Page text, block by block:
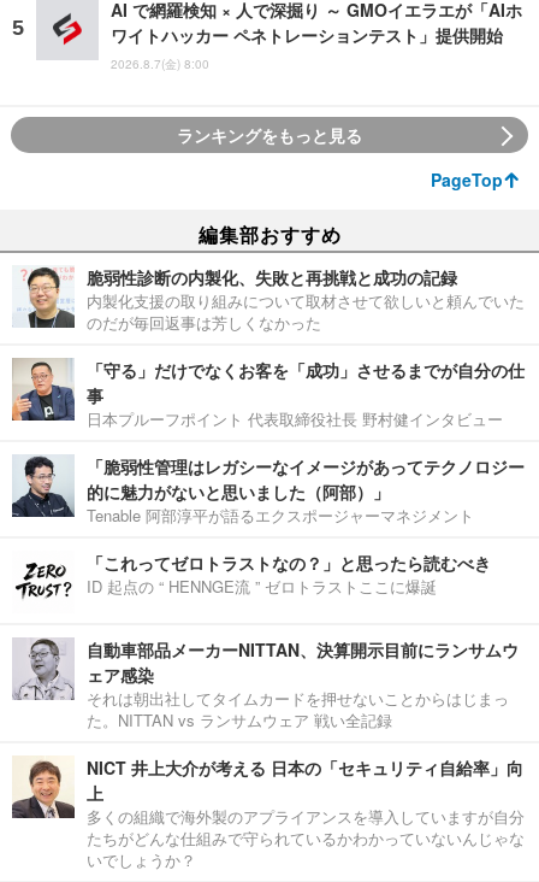
AI で網羅検知 × 人で深掘り ～ GMOイエラエが「AIホ
ワイトハッカー ペネトレーションテスト」提供開始
2026.8.7(金) 8:00
ランキングをもっと見る
PageTop
編集部おすすめ
脆弱性診断の内製化、失敗と再挑戦と成功の記録
内製化支援の取り組みについて取材させて欲しいと頼んでいた
のだが毎回返事は芳しくなかった
「守る」だけでなくお客を「成功」させるまでが自分の仕
事
日本プルーフポイント 代表取締役社長 野村健インタビュー
「脆弱性管理はレガシーなイメージがあってテクノロジー
的に魅力がないと思いました（阿部）」
Tenable 阿部淳平が語るエクスポージャーマネジメント
「これってゼロトラストなの？」と思ったら読むべき
ID 起点の “ HENNGE流 ” ゼロトラストここに爆誕
自動車部品メーカーNITTAN、決算開示目前にランサムウ
ェア感染
それは朝出社してタイムカードを押せないことからはじまっ
た。NITTAN vs ランサムウェア 戦い全記録
NICT 井上大介が考える 日本の「セキュリティ自給率」向
上
多くの組織で海外製のアプライアンスを導入していますが自分
たちがどんな仕組みで守られているかわかっていないんじゃな
いでしょうか？